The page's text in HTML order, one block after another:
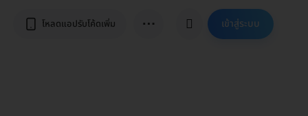
โหลดแอปรับโค้ดเพิ่ม ⋯ เข้าสู่ระบบ